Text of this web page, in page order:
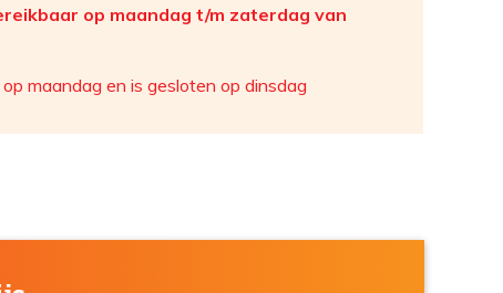
op maandag t/m zaterdag van
maandag en is gesloten op dinsdag